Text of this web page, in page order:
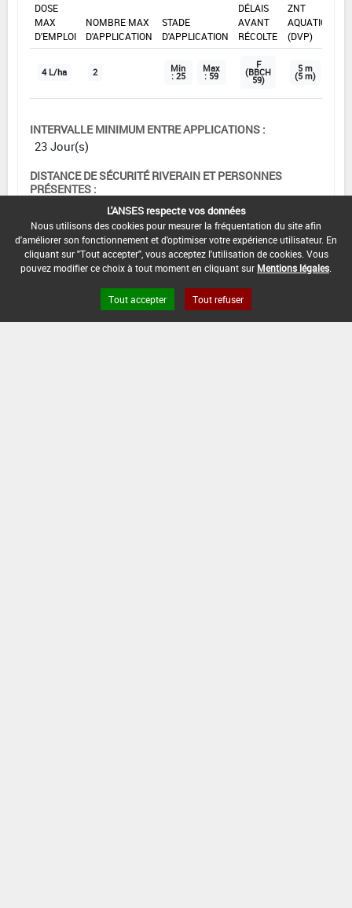
DOSE
MAX
D'EMPLOI
NOMBRE MAX
D'APPLICATION
STADE
D'APPLICATION
DÉLAIS
AVANT
RÉCOLTE
ZNT
AQUATIQUE
(DVP)
4 L/ha 2 Min
: 25
Max
: 59
F
(BBCH
59)
5 m
(5 m)
INTERVALLE MINIMUM ENTRE APPLICATIONS :
23 Jour(s)
DISTANCE DE SÉCURITÉ RIVERAIN ET PERSONNES
PRÉSENTES :
Se référer à la catégorie « RIVERAINS » dans la
rubrique « conditions d'emploi générales » ci-dessus.
En l'absence de distance de sécurité riverains fixée
dans l'AMM, l'arrêté du 4 mai 2017 relatif à la mise sur
le marché et à l'utilisation des produits
phytopharmaceutiques et de leurs adjuvants visés à
l'article L. 253-1 du code rural et de la pêche maritime
s'applique.
L'ANSES respecte vos données
Nous utilisons des cookies pour mesurer la fréquentation du site afin
d'améliorer son fonctionnement et d'optimiser votre expérience utilisateur. En
cliquant sur "Tout accepter", vous acceptez l'utilisation de cookies. Vous
pouvez modifier ce choix à tout moment en cliquant sur Mentions légales
Tout accepter Tout refuser